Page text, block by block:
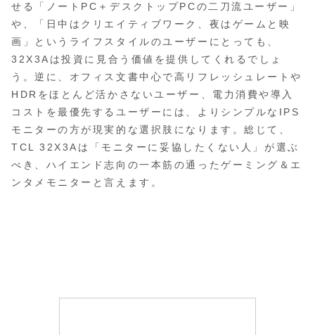
せる「ノートPC＋デスクトップPCの二刀流ユーザー」
や、「日中はクリエイティブワーク、夜はゲームと映
画」というライフスタイルのユーザーにとっても、
32X3Aは投資に見合う価値を提供してくれるでしょ
う。逆に、オフィス文書中心で高リフレッシュレートや
HDRをほとんど活かさないユーザー、電力消費や導入
コストを最優先するユーザーには、よりシンプルなIPS
モニターの方が現実的な選択肢になります。総じて、
TCL 32X3Aは「モニターに妥協したくない人」が選ぶ
べき、ハイエンド志向の一本筋の通ったゲーミング＆エ
ンタメモニターと言えます。